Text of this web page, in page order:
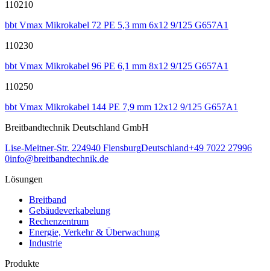
110210
bbt Vmax Mikrokabel 72 PE 5,3 mm 6x12 9/125 G657A1
110230
bbt Vmax Mikrokabel 96 PE 6,1 mm 8x12 9/125 G657A1
110250
bbt Vmax Mikrokabel 144 PE 7,9 mm 12x12 9/125 G657A1
Breitbandtechnik Deutschland GmbH
Lise-Meitner-Str. 224940 FlensburgDeutschland+49 7022 27996
0info@breitbandtechnik.de
Lösungen
Breitband
Gebäudeverkabelung
Rechenzentrum
Energie, Verkehr & Überwachung
Industrie
Produkte